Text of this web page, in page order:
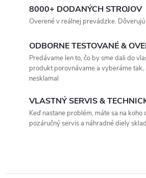
8000+ DODANÝCH STROJOV
Overené v reálnej prevádzke.
ODBORNE TESTOVANÉ &
Predávame len to, čo by sme dali do
produkt porovnávame a vyberáme
nesklamal
VLASTNÝ SERVIS &
Keď nastane problém, máte sa na koho
pozáručný servis a náhradné diely